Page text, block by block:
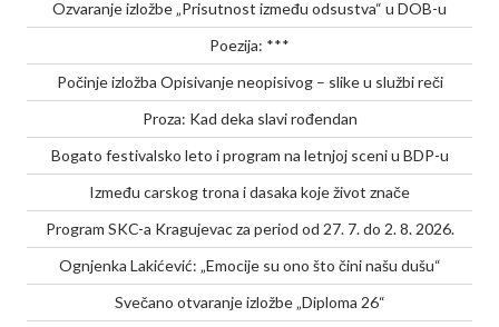
Ozvaranje izložbe „Prisutnost između odsustva“ u DOB-u
Poezija: ***
Počinje izložba Opisivanje neopisivog – slike u službi reči
Proza: Kad deka slavi rođendan
Bogato festivalsko leto i program na letnjoj sceni u BDP-u
Između carskog trona i dasaka koje život znače
Program SKC-a Kragujevac za period od 27. 7. do 2. 8. 2026.
Ognjenka Lakićević: „Emocije su ono što čini našu dušu“
Svečano otvaranje izložbe „Diploma 26“